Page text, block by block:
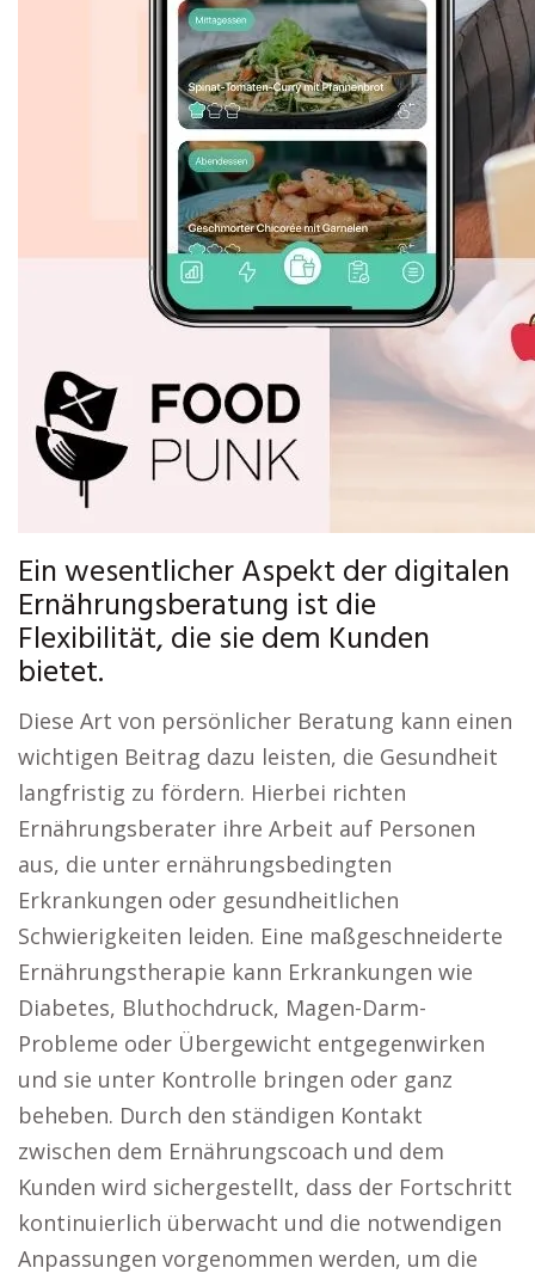
Ein wesentlicher Aspekt der digitalen
Ernährungsberatung ist die
Flexibilität, die sie dem Kunden
bietet.
Diese Art von persönlicher Beratung kann einen
wichtigen Beitrag dazu leisten, die Gesundheit
langfristig zu fördern. Hierbei richten
Ernährungsberater ihre Arbeit auf Personen
aus, die unter ernährungsbedingten
Erkrankungen oder gesundheitlichen
Schwierigkeiten leiden. Eine maßgeschneiderte
Ernährungstherapie kann Erkrankungen wie
Diabetes, Bluthochdruck, Magen-Darm-
Probleme oder Übergewicht entgegenwirken
und sie unter Kontrolle bringen oder ganz
beheben. Durch den ständigen Kontakt
zwischen dem Ernährungscoach und dem
Kunden wird sichergestellt, dass der Fortschritt
kontinuierlich überwacht und die notwendigen
Anpassungen vorgenommen werden, um die